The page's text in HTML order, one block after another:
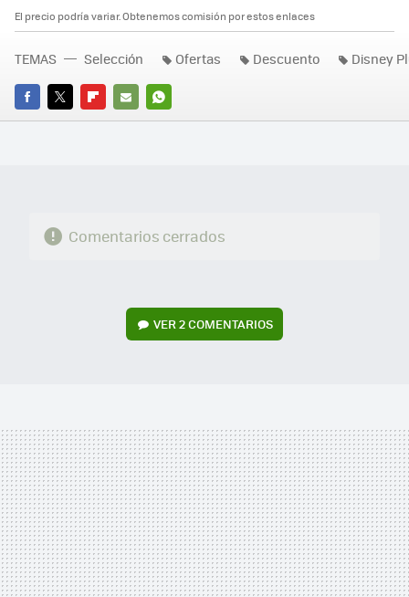
El precio podría variar. Obtenemos comisión por estos enlaces
FACEBOOK
TWITTERFLIPBOARD
E-
WHATSAPP
TEMAS Selección Ofertas Descuento Disney
Comentarios cerrados
VER2 COMENTARIOS